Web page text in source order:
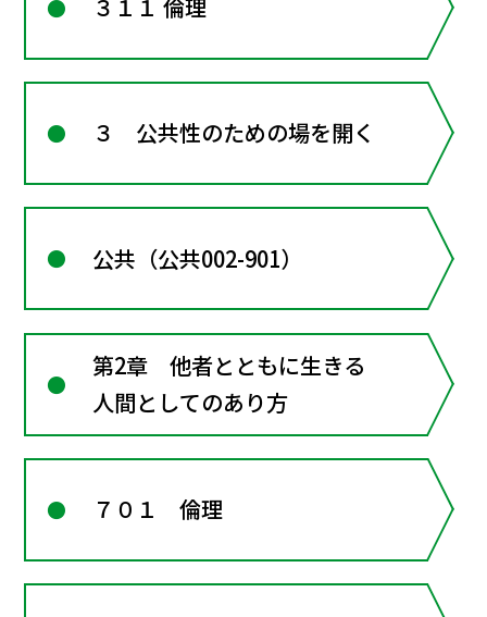
３１１ 倫理
３ 公共性のための場を開く
公共（公共002-901）
第2章 他者とともに生きる
人間としてのあり方
７０１ 倫理